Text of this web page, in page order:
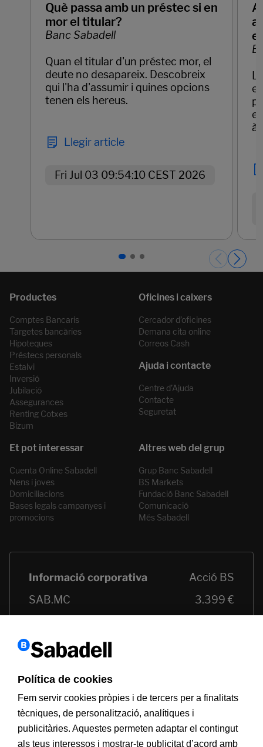
Què passa amb un préstec si en
mor el titular?
Banc Sabadell
Quan el titular d'un préstec mor, el
deute no desapareix. Descobreix
qui l'ha d'assumir i quines opcions
tenen els hereus.
Llegir article
Fri Jul 03 09:54:10 CEST 2026
el
Comptes Bancaris
Targetes bancàries
Hipoteques
Préstecs personals
Estalvi
Inversió
Jubilació
Assegurances
Renting Cotxes
Bizum
Cercador d’oficines
Demana cita online
Correos Cash
Centre d’Ajuda
Contacte
Seguretat
Cuenta Online Sabadell
Nens i joves
Domiciliacions
Bases legals campanyes i
promocions
Grup Banc Sabadell
BS Markets
Fundació Banc Sabadell
Comunicació
Més Sabadell
Política de cookies
Fem servir cookies pròpies i de tercers per a finalitats
tècniques, de personalització, analítiques i
publicitàries. Aquestes permeten adaptar el contingut
als teus interessos i mostrar-te publicitat d’acord amb